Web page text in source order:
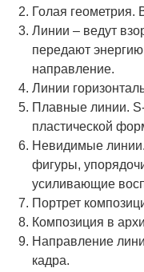
Голая геометрия.
Линии – ведут
передают
направление.
Линии
Плавные линии.
пластической
Невидимые
фигуры,
усиливающие
Портрет
Композиция в
Направление
кадра.